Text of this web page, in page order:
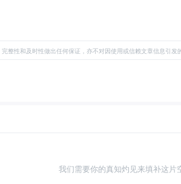
性和及时性做出任何保证，亦不对因使用或信赖文章信息引发
我们需要你的真知灼见来填补这片